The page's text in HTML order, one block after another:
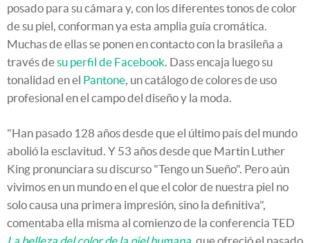
posado para su cámara y, con los diferentes tonos de color
de su piel, conforman ya esta amplia guía cromática.
Muchas de ellas se ponen en contacto con la brasileña a
través desu perfil de Facebook. Dass encaja luego su
tonalidad en el Pantone, un catálogo de colores de uso
profesional en el campo del diseño y la moda.
"Han pasado 128 años desde que el último país del mundo
abolió la esclavitud. Y 53 años desde que Martin Luther
King pronunciara su discurso "Tengo un Sueño". Pero aún
vivimos en un mundo en el que el color de nuestra piel no
solo causa una primera impresión, sino la definitiva",
comentaba ella misma al comienzo de la conferencia TED